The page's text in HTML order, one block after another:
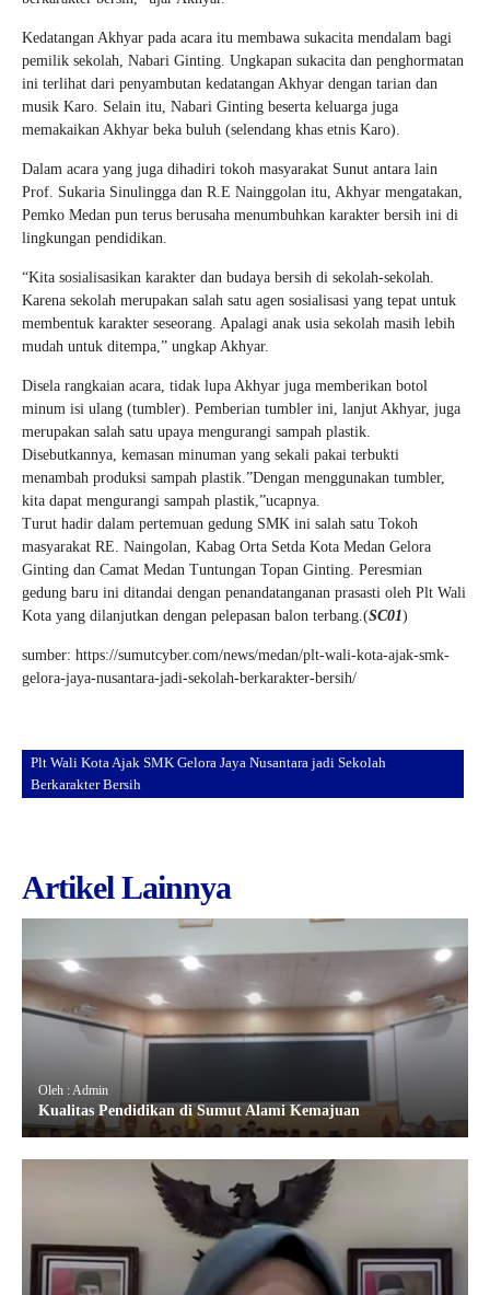
Kedatangan Akhyar pada acara itu membawa sukacita mendalam bagi
pemilik sekolah, Nabari Ginting. Ungkapan sukacita dan penghormatan
ini terlihat dari penyambutan kedatangan Akhyar dengan tarian dan
musik Karo. Selain itu, Nabari Ginting beserta keluarga juga
memakaikan Akhyar beka buluh (selendang khas etnis Karo).
Dalam acara yang juga dihadiri tokoh masyarakat Sunut antara lain
Prof. Sukaria Sinulingga dan R.E Nainggolan itu, Akhyar mengatakan,
Pemko Medan pun terus berusaha menumbuhkan karakter bersih ini di
lingkungan pendidikan.
“Kita sosialisasikan karakter dan budaya bersih di sekolah-sekolah.
Karena sekolah merupakan salah satu agen sosialisasi yang tepat untuk
membentuk karakter seseorang. Apalagi anak usia sekolah masih lebih
mudah untuk ditempa,” ungkap Akhyar.
Disela rangkaian acara, tidak lupa Akhyar juga memberikan botol
minum isi ulang (tumbler). Pemberian tumbler ini, lanjut Akhyar, juga
merupakan salah satu upaya mengurangi sampah plastik.
Disebutkannya, kemasan minuman yang sekali pakai terbukti
menambah produksi sampah plastik.”Dengan menggunakan tumbler,
kita dapat mengurangi sampah plastik,”ucapnya.
Turut hadir dalam pertemuan gedung SMK ini salah satu Tokoh
masyarakat RE. Naingolan, Kabag Orta Setda Kota Medan Gelora
Ginting dan Camat Medan Tuntungan Topan Ginting. Peresmian
gedung baru ini ditandai dengan penandatanganan prasasti oleh Plt Wali
Kota yang dilanjutkan dengan pelepasan balon terbang.(SC01)
sumber: https://sumutcyber.com/news/medan/plt-wali-kota-ajak-smk-
gelora-jaya-nusantara-jadi-sekolah-berkarakter-bersih/
Plt Wali Kota Ajak SMK Gelora Jaya Nusantara jadi Sekolah
Berkarakter Bersih
Artikel Lainnya
Oleh : Admin
Kualitas Pendidikan di Sumut Alami Kemajuan